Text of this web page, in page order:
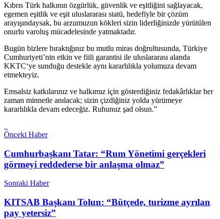
Kıbrıs Türk halkının özgürlük, güvenlik ve eşitliğini sağlayacak,
egemen eşitlik ve eşit uluslararası statü, hedefiyle bir çözüm
arayışındaysak, bu arzumuzun kökleri sizin liderliğinizde yürütülen
onurlu varoluş mücadelesinde yatmaktadır.
Bugün bizlere bıraktığınız bu mutlu miras doğrultusunda, Türkiye
Cumhuriyeti’nin etkin ve fiili garantisi ile uluslararası alanda
KKTC‘ye sunduğu destekle aynı kararlılıkla yolumuza devam
etmekteyiz.
Emsalsiz katkılarınız ve halkımız için gösterdiğiniz fedakârlıklar her
zaman minnetle anılacak; sizin çizdiğiniz yolda yürümeye
kararlılıkla devam edeceğiz. Ruhunuz şad olsun.”
Önceki Haber
Cumhurbaşkanı Tatar: “Rum Yönetimi gerçekleri
görmeyi reddederse bir anlaşma olmaz”
Sonraki Haber
KITSAB Başkanı Tolun: “Bütçede, turizme ayrılan
pay yetersiz”